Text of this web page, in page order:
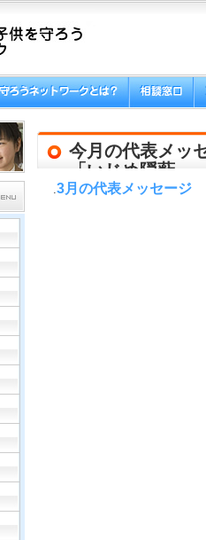
今月の代表メッ
「いじめ隠蔽」
.3月の代表メッセージ